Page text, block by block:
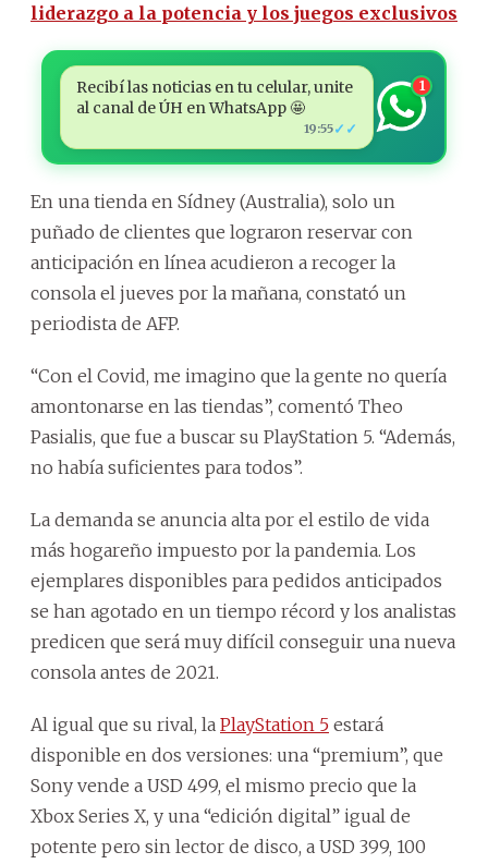
liderazgo a la potencia y los juegos exclusivos
Recibí las noticias en tu celular, unite
al canal de ÚH en WhatsApp 🤩
19:55✓✓
1
En una tienda en Sídney (Australia), solo un
puñado de clientes que lograron reservar con
anticipación en línea acudieron a recoger la
consola el jueves por la mañana, constató un
periodista de AFP.
“Con el Covid, me imagino que la gente no quería
amontonarse en las tiendas”, comentó Theo
Pasialis, que fue a buscar su PlayStation 5. “Además,
no había suficientes para todos”.
La demanda se anuncia alta por el estilo de vida
más hogareño impuesto por la pandemia. Los
ejemplares disponibles para pedidos anticipados
se han agotado en un tiempo récord y los analistas
predicen que será muy difícil conseguir una nueva
consola antes de 2021.
Al igual que su rival, la PlayStation 5 estará
disponible en dos versiones: una “premium”, que
Sony vende a USD 499, el mismo precio que la
Xbox Series X, y una “edición digital” igual de
potente pero sin lector de disco, a USD 399, 100